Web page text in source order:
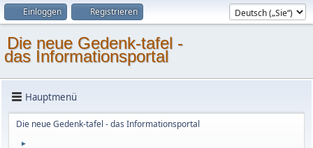
Einloggen Registrieren
Die neue Gedenk-tafel -
das Informationsportal
Hauptmenü
Die neue Gedenk-tafel - das Informationsportal
►